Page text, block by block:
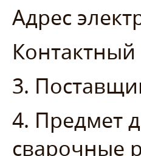
Адрес
Контактный
3.
4. Предмет
сварочные